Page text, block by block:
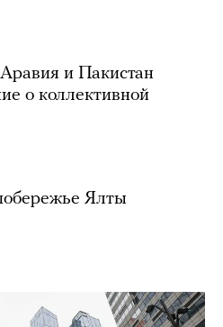
и Пакистан
о коллективной
Ялты